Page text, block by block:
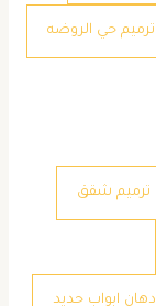
ترميم حي الروضه
ترميم شقق
دهان ابواب حديد